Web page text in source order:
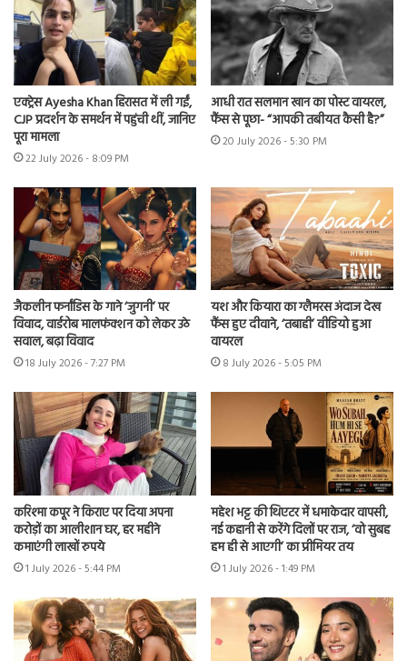
एक्ट्रेस Ayesha Khan हिरासत में ली गईं,
CJP प्रदर्शन के समर्थन में पहुंची थीं, जानिए
पूरा मामला
22 July 2026 - 8:09 PM
आधी रात सलमान खान का पोस्ट वायरल,
फैंस से पूछा- “आपकी तबीयत कैसी है?”
20 July 2026 - 5:30 PM
जैकलीन फर्नांडिस के गाने ‘जुगनी’ पर
विवाद, वार्डरोब मालफंक्शन को लेकर उठे
सवाल, बढ़ा विवाद
18 July 2026 - 7:27 PM
यश और कियारा का ग्लैमरस अंदाज देख
फैंस हुए दीवाने, ‘तबाही’ वीडियो हुआ
वायरल
8 July 2026 - 5:05 PM
करिश्मा कपूर ने किराए पर दिया अपना
करोड़ों का आलीशान घर, हर महीने
कमाएंगी लाखों रुपये
1 July 2026 - 5:44 PM
महेश भट्ट की थिएटर में धमाकेदार वापसी,
नई कहानी से करेंगे दिलों पर राज, ‘वो सुबह
हम ही से आएगी’ का प्रीमियर तय
1 July 2026 - 1:49 PM